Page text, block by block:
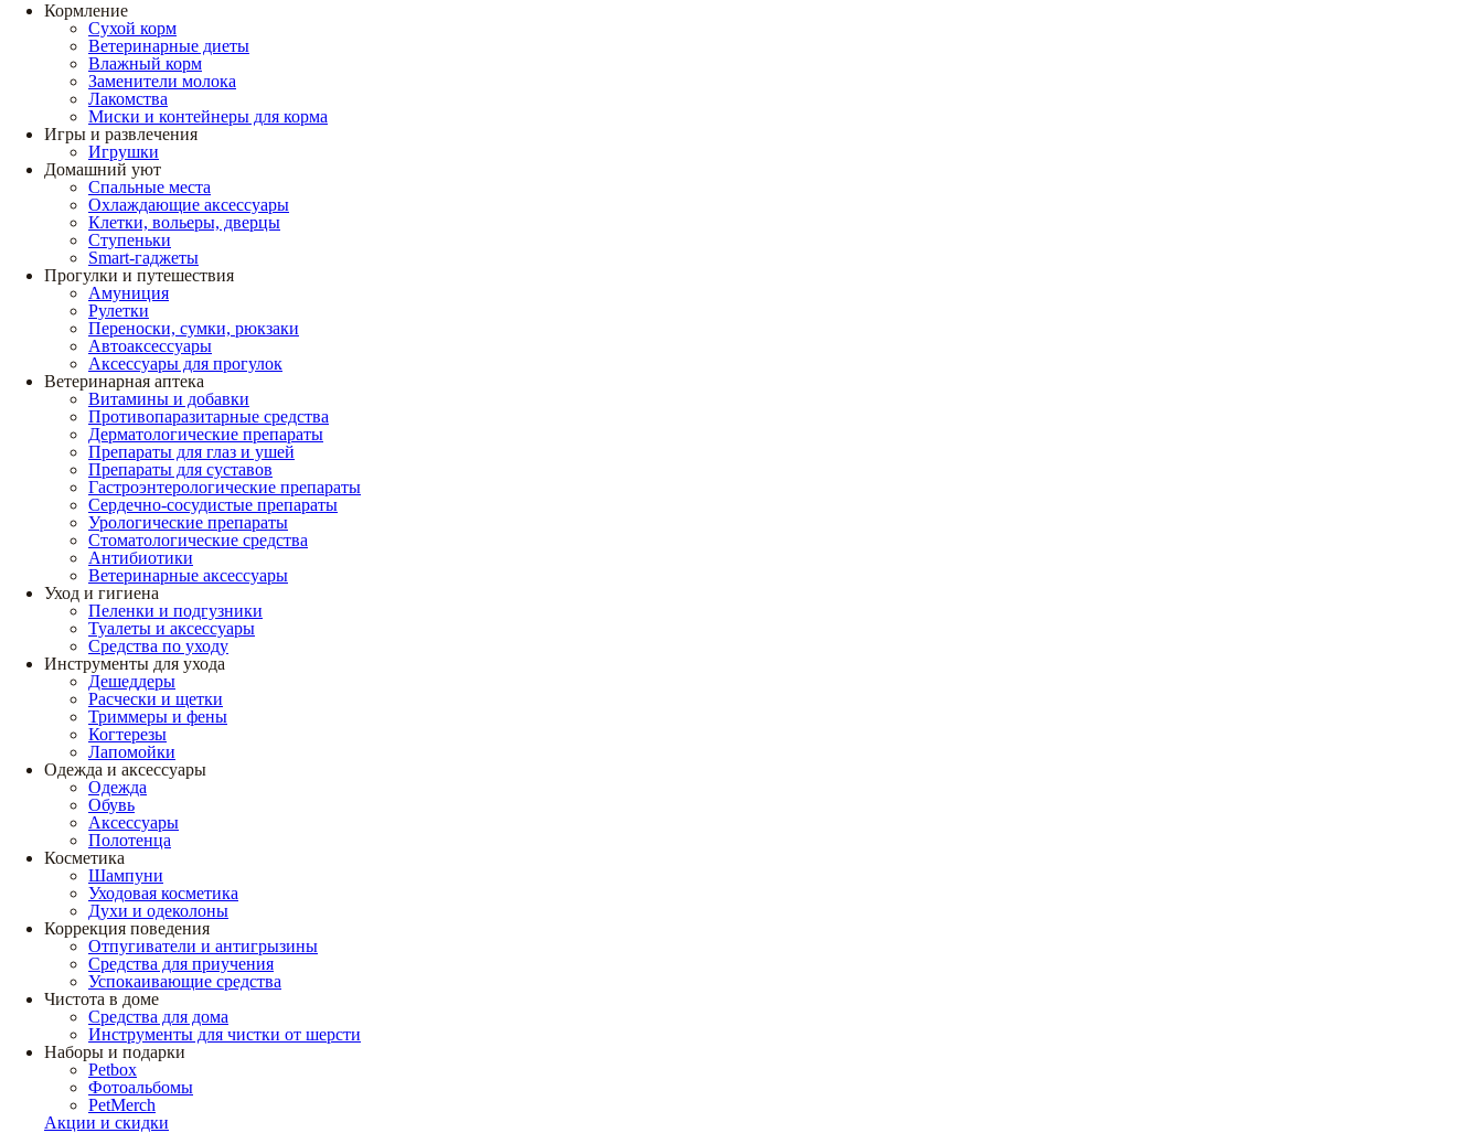
Кормление
Сухой корм
Ветеринарные диеты
Влажный корм
Заменители молока
Лакомства
Миски и контейнеры для корма
Игры и развлечения
Игрушки
Домашний уют
Спальные места
Охлаждающие аксессуары
Клетки, вольеры, дверцы
Ступеньки
Smart-гаджеты
Прогулки и путешествия
Амуниция
Рулетки
Переноски, сумки, рюкзаки
Автоаксессуары
Аксессуары для прогулок
Ветеринарная аптека
Витамины и добавки
Противопаразитарные средства
Дерматологические препараты
Препараты для глаз и ушей
Препараты для суставов
Гастроэнтерологические препараты
Сердечно-сосудистые препараты
Урологические препараты
Стоматологические средства
Антибиотики
Ветеринарные аксессуары
Уход и гигиена
Пеленки и подгузники
Туалеты и аксессуары
Средства по уходу
Инструменты для ухода
Дешеддеры
Расчески и щетки
Триммеры и фены
Когтерезы
Лапомойки
Одежда и аксессуары
Одежда
Обувь
Аксессуары
Полотенца
Косметика
Шампуни
Уходовая косметика
Духи и одеколоны
Коррекция поведения
Отпугиватели и антигрызины
Средства для приучения
Успокаивающие средства
Чистота в доме
Средства для дома
Инструменты для чистки от шерсти
Наборы и подарки
Petbox
Фотоальбомы
PetMerch
Акции и скидки